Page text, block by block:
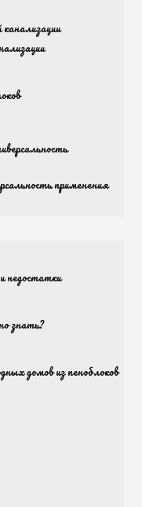
применения
недостатки
знать?
домов из пеноблоков